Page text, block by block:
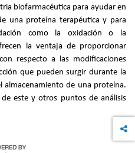
biofarmacéutica para ayudar en
una proteína terapéutica y para
como la oxidación o la
la ventaja de proporcionar
respecto a las modificaciones
que pueden surgir durante la
almacenamiento de una proteína.
este y otros puntos de análisis